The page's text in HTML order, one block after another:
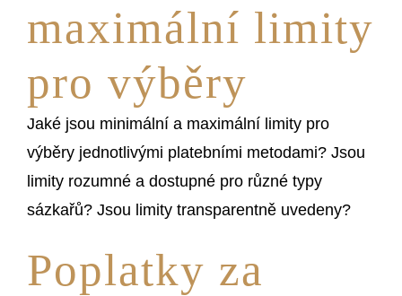
maximální limity
pro výběry
Jaké jsou minimální a maximální limity pro
výběry jednotlivými platebními metodami? Jsou
limity rozumné a dostupné pro různé typy
sázkařů? Jsou limity transparentně uvedeny?
Poplatky za